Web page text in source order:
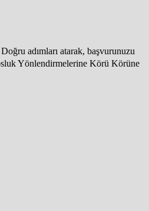
adımları atarak, başvurunuzu
Yönlendirmelerine Körü Körüne